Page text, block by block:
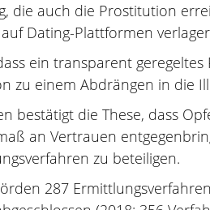
die auch die Prostitution
Dating-Plattformen
ein transparent
zu einem Abdrängen in die
bestätigt die These, dass
an Vertrauen
zu beteiligen.
287